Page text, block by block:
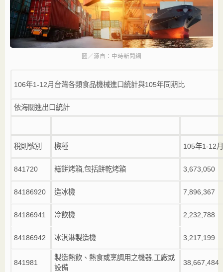
圖／源自：中時新聞網
106年1-12月台灣各類食品機械進口統計與105年同期比
依海關進出口統計
稅則號別 機種 105年1-12月
841720 糕餅烤箱 包括餅乾烤箱 3,673,050
84186920 造冰機 7,896,367
84186941 冷飲機 2,232,788
84186942 冰淇淋製造機 3,217,199
841981
製造熱飲、熱食或烹調用之機器 工廠或
設備
38,667,484